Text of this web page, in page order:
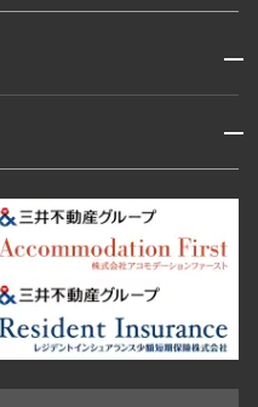
開閉
三田・芝・浜松町
本郷・春日・小石川
・自由が丘
池袋・板橋・王子
開閉
台東区 墨田区
中野区
馬区 荒川区
足立区